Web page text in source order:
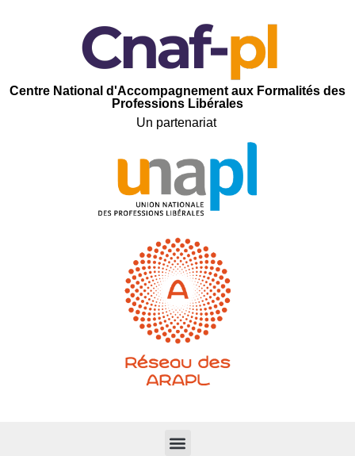
Centre National d'Accompagnement aux Formalités des
Professions Libérales
Un partenariat